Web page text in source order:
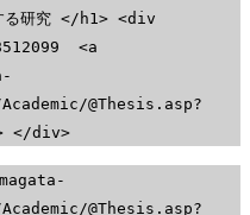
する研究 </h1> <div
<a
@Thesis.asp?
</div>
@Thesis.asp?